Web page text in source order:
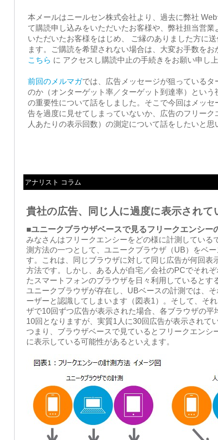
本メールはニールセン株式会社より、過去に弊社
て購読申し込みをいただいたお客様や、弊社担当営業
いただいたお客様をはじめ、 ご縁のありました方に
ます。ご購読を希望されない場合は、大変お手数をお
こちら に アクセスし購読中止の手続きをお願い申し
前回のメルマガでは、広告メッセージが狙っているタ
のか（オンターゲット率／ターゲット到達率）という
の重要性について話をしました。そこで今回はメッセ
告を過度に見せてしまっていないか、広告のフリーク
人あたりの表示回数）の測定について話をしたいと思
アナリスト コラム
貴社の広告、同じ人に過度に表示され
■ユニークブラウザベースで見るフリークエンシー
みなさんはフリークエンシーをどの様に計測している
測方法の一つとして、ユニークブラウザ（UB）をベ
す。これは、同じブラウザに対して同じ広告が何回表
方法です。しかし、ある人が自宅／会社のPCでそれ
たスマートフォンのブラウザを日々利用しているとす
ユニークブラウザが存在し、UBベースの計測では、
ーザーと認識してしまいます（図表1）。そして、そ
ザで10回ずつ広告が表示された場合、各ブラウザの平
10回となりますが、実質1人に30回広告が表示されて
つまり、ブラウザベースで見ているとフリークエンシ
に表示している可能性があるといえます。